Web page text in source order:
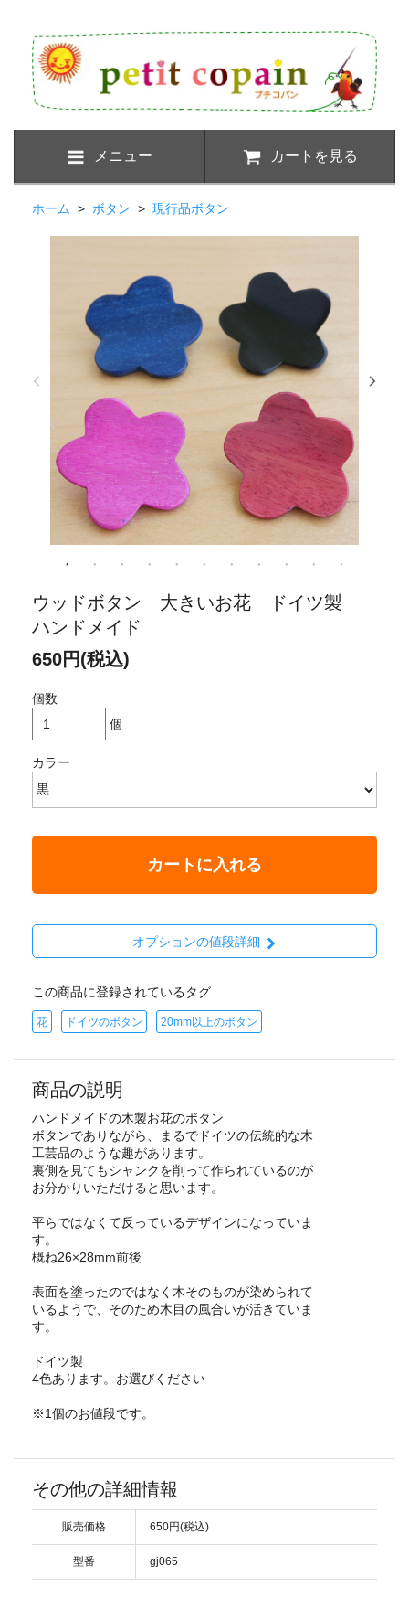
メニュー カートを見る
ホーム > ボタン > 現行品ボタン
ウッドボタン 大きいお花 ドイツ製
ハンドメイド
650円(税込)
個数
個
カラー
カートに入れる
オプションの値段詳細
この商品に登録されているタグ
花 ドイツのボタン 20mm以上のボタン
商品の説明
ハンドメイドの木製お花のボタン
ボタンでありながら、まるでドイツの伝統的な木
工芸品のような趣があります。
裏側を見てもシャンクを削って作られているのが
お分かりいただけると思います。
平らではなくて反っているデザインになっていま
す。
概ね26×28mm前後
表面を塗ったのではなく木そのものが染められて
いるようで、そのため木目の風合いが活きていま
す。
ドイツ製
4色あります。お選びください
※1個のお値段です。
その他の詳細情報
販売価格 650円(税込)
型番 gj065